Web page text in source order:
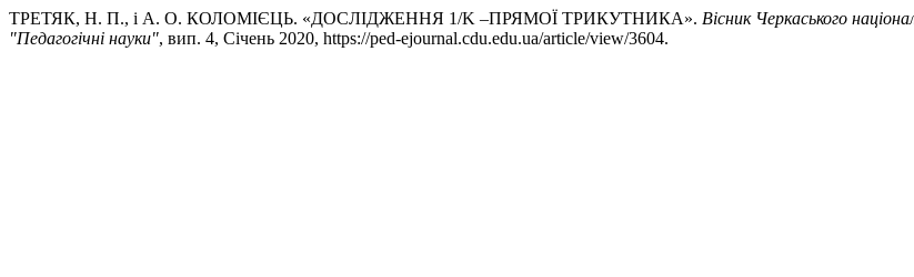
ТРЕТЯК, Н. П., і А. О. КОЛОМІЄЦЬ. «ДОСЛІДЖЕННЯ 1/K –ПРЯМОЇ ТРИКУТНИКА». Вісник Черкаського
"Педагогічні науки", вип. 4, Січень 2020, https://ped-ejournal.cdu.edu.ua/article/view/3604.